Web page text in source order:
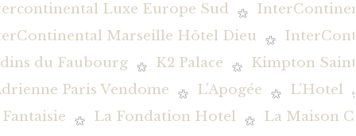
Luxe Europe Sud
Marseille Hôtel Dieu
du Faubourg
K2 Palace
Kimpton
Paris Vendome
L'Apogée
L'Hotel
La Fondation Hotel
La Maison